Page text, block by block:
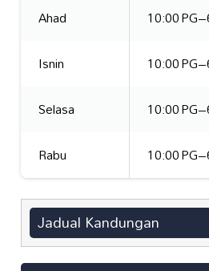
Ahad
10:00
Isnin
10:00
Selasa
10:00
Rabu
10:00
Jadual Kandungan